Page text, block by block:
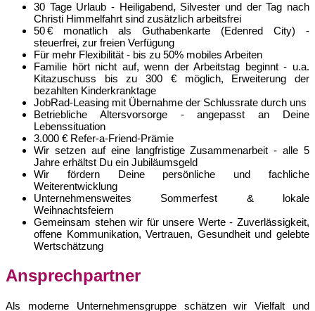
30 Tage Urlaub - Heiligabend, Silvester und der Tag nach
Christi Himmelfahrt sind zusätzlich arbeitsfrei
50 € monatlich als Guthabenkarte (Edenred City) -
steuerfrei, zur freien Verfügung
Für mehr Flexibilität - bis zu 50% mobiles Arbeiten
Familie hört nicht auf, wenn der Arbeitstag beginnt - u.a.
Kitazuschuss bis zu 300 € möglich, Erweiterung der
bezahlten Kinderkranktage
JobRad-Leasing mit Übernahme der Schlussrate durch uns
Betriebliche Altersvorsorge - angepasst an Deine
Lebenssituation
3.000 € Refer-a-Friend-Prämie
Wir setzen auf eine langfristige Zusammenarbeit - alle 5
Jahre erhältst Du ein Jubiläumsgeld
Wir fördern Deine persönliche und fachliche
Weiterentwicklung
Unternehmensweites Sommerfest & lokale
Weihnachtsfeiern
Gemeinsam stehen wir für unsere Werte - Zuverlässigkeit,
offene Kommunikation, Vertrauen, Gesundheit und gelebte
Wertschätzung
Ansprechpartner
Als moderne Unternehmensgruppe schätzen wir Vielfalt und